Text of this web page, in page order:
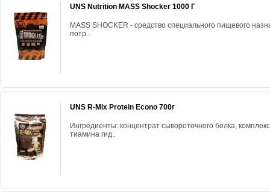
UNS Nutrition MASS Shocker 1000 Г
MASS SHOCKER - средство специального пищевого
потр..
UNS R-Mix Protein Econo 700г
Ингредиенты: концентрат сывороточного белка,
тиамина гид..